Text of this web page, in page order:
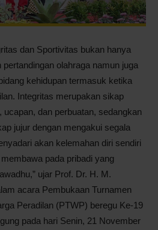
dan Sportivitas bukan hanya
olahraga namun juga
kehidupan termasuk ketika
Integritas merupakan sikap
dan perbuatan, sedangkan
jujur dengan mengakui segala
akan kelemahan diri sendiri
pada pribadi yang
ujar Prof. Dr. H. M.
acara Pembukaan Turnamen
Peradilan (PTWP) beregu Ke-19
pada hari Senin, 21 November